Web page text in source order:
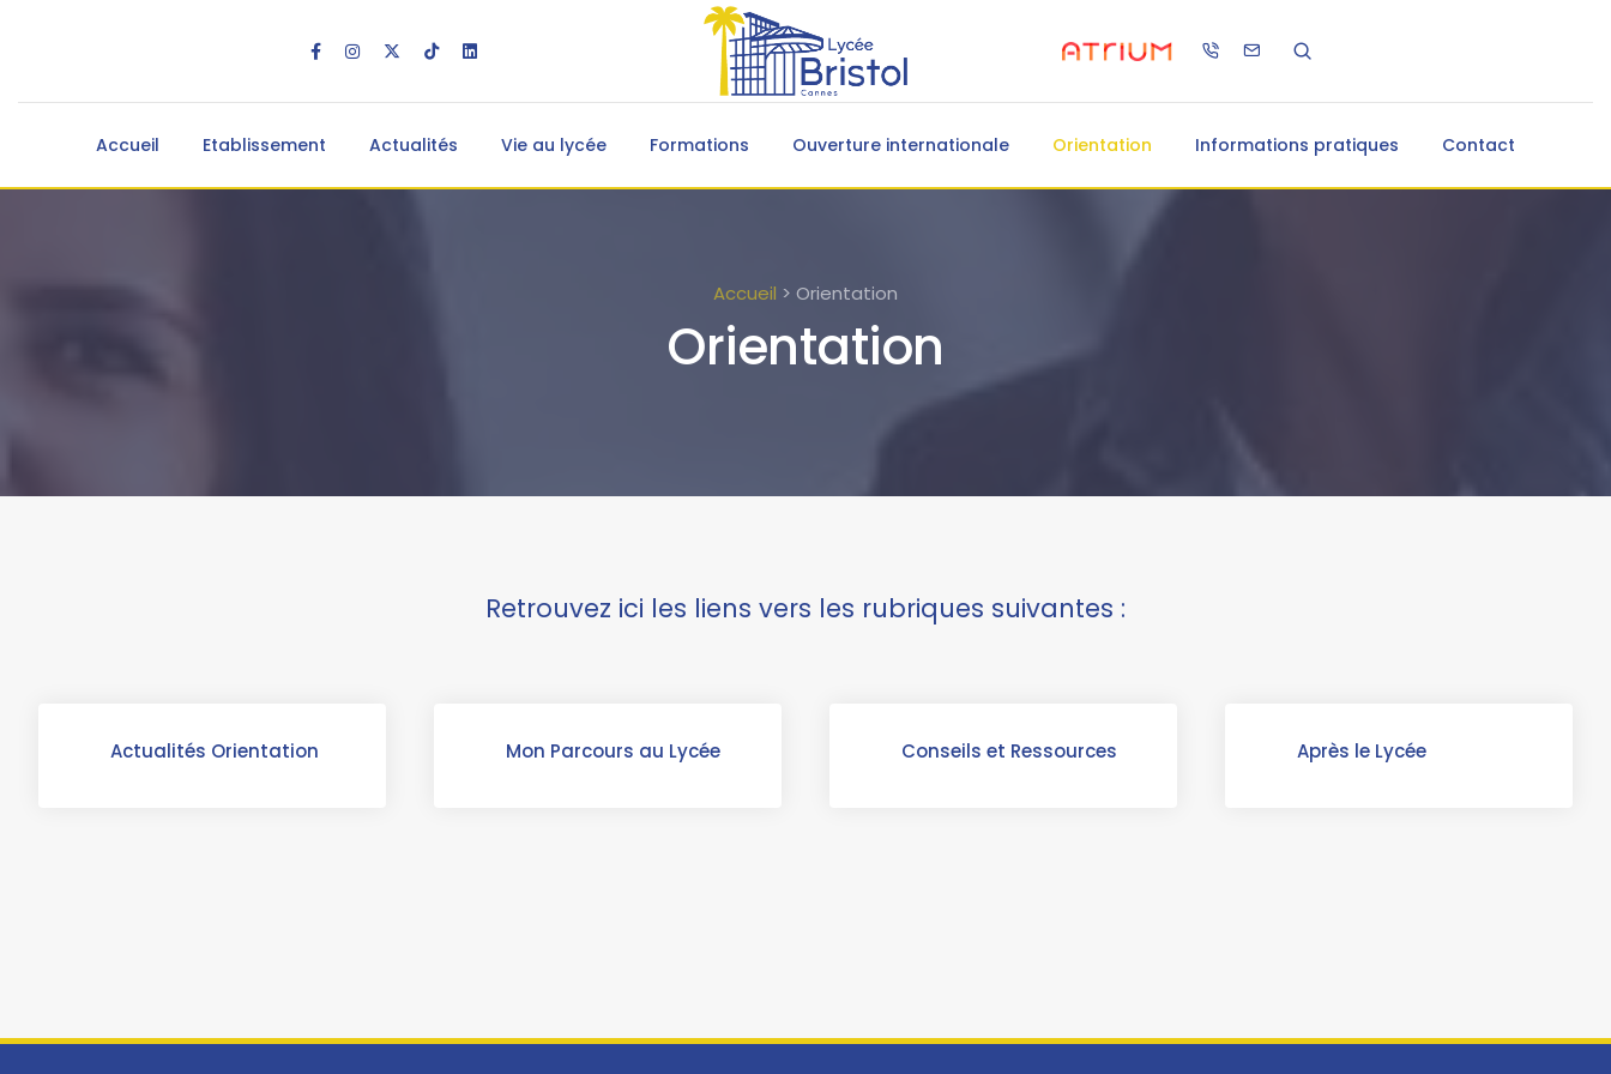
Accueil Etablissement Actualités Vie au lycée Formations Ouverture internationale Orientation Informations pratiques Contact
Accueil > Orientation
Orientation
Retrouvez ici les liens vers les rubriques suivantes :
Actualités Orientation Mon Parcours au Lycée Conseils et Ressources Après le Lycée